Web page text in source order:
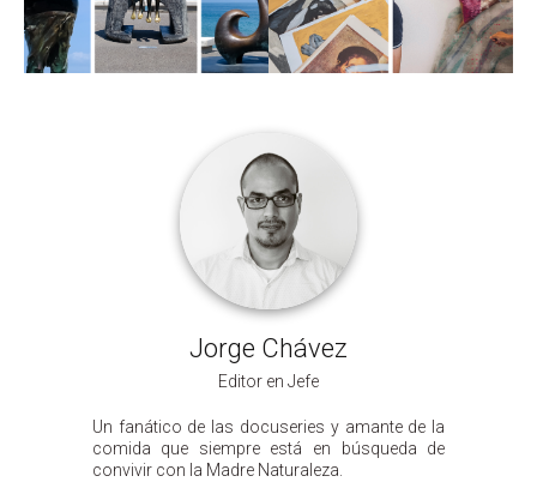
Jorge Chávez
Editor en Jefe
Un fanático de las docuseries y amante de la
comida que siempre está en búsqueda de
convivir con la Madre Naturaleza.